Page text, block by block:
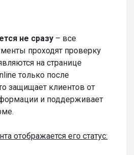
не сразу – все
проходят проверку
на странице
только после
защищает клиентов от
и поддерживает
отображается его статус: